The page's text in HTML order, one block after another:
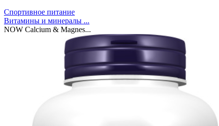
Спортивное питание
Витамины и минералы ...
NOW Calcium & Magnes...